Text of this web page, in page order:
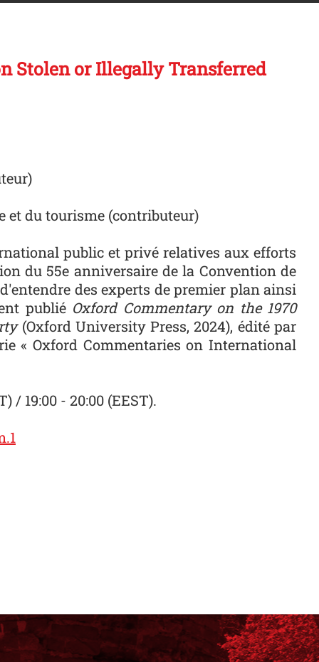
Stolen or Illegally Transferred
et du tourisme (contributeur)
public et privé relatives aux efforts
du 55e anniversaire de la Convention de
des experts de premier plan ainsi
publié Oxford Commentary on the 1970
(Oxford University Press, 2024), édité par
« Oxford Commentaries on International
/ 19:00 - 20:00 (EEST).